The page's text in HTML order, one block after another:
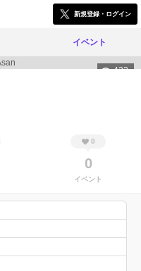
新規登録・ログイン
イベント
423
0
0
イベント